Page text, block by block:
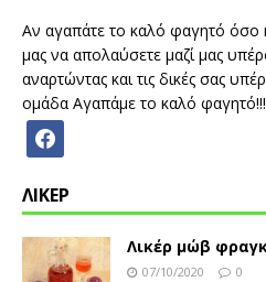
Αν αγαπάτε το καλό φαγητό όσο
μας να απολαύσετε μαζί μας
αναρτώντας και τις δικές σας
ομάδα Αγαπάμε το καλό
ΛΙΚΕΡ
Λικέρ μώβ
07/10/2020 0